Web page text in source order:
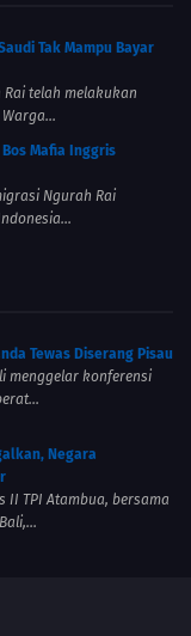
Tak Mampu Bayar
Rai telah melakukan
Mafia Inggris
Ngurah Rai
Tewas Diserang Pisau
menggelar konferensi
Negara
II TPI Atambua, bersama